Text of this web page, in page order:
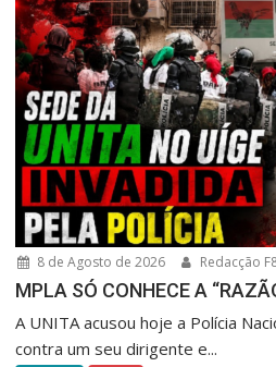
8 de Agosto de 2026 Redacção
MPLA SÓ CONHECE A
A UNITA acusou hoje a Polícia
contra um seu dirigente e...